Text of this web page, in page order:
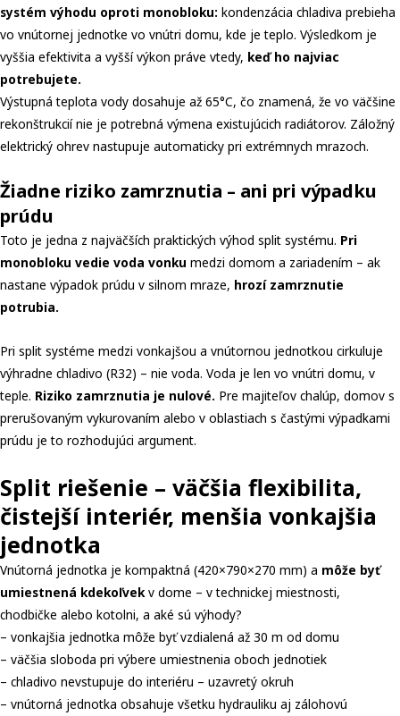
systém výhodu oproti monobloku: kondenzácia chladiva prebieha
vo vnútornej jednotke vo vnútri domu, kde je teplo. Výsledkom je
vyššia efektivita a vyšší výkon práve vtedy, keď ho najviac
potrebujete.
Výstupná teplota vody dosahuje až 65°C, čo znamená, že vo väčšine
rekonštrukcií nie je potrebná výmena existujúcich radiátorov. Záložný
elektrický ohrev nastupuje automaticky pri extrémnych mrazoch.
Žiadne riziko zamrznutia – ani pri výpadku
prúdu
Toto je jedna z najväčších praktických výhod split systému. Pri
monobloku vedie voda vonku medzi domom a zariadením – ak
nastane výpadok prúdu v silnom mraze, hrozí zamrznutie
potrubia.
Pri split systéme medzi vonkajšou a vnútornou jednotkou cirkuluje
výhradne chladivo (R32) – nie voda. Voda je len vo vnútri domu, v
teple. Riziko zamrznutia je nulové. Pre majiteľov chalúp, domov s
prerušovaným vykurovaním alebo v oblastiach s častými výpadkami
prúdu je to rozhodujúci argument.
Split riešenie – väčšia flexibilita,
čistejší interiér, menšia vonkajšia
jednotka
Vnútorná jednotka je kompaktná (420×790×270 mm) a môže byť
umiestnená kdekoľvekv dome – v technickej miestnosti,
chodbičke alebo kotolni, a aké sú výhody?
– vonkajšia jednotka môže byť vzdialená až 30 m od domu
– väčšia sloboda pri výbere umiestnenia oboch jednotiek
– chladivo nevstupuje do interiéru – uzavretý okruh
– vnútorná jednotka obsahuje všetku hydrauliku aj zálohovú